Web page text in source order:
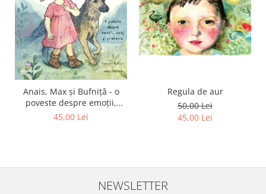
Anais, Max și Bufniță - o
poveste despre emoții,
curaj și prietenie
45,00 Lei
Regula de aur
50,00 Lei
45,00 Lei
NEWSLETTER